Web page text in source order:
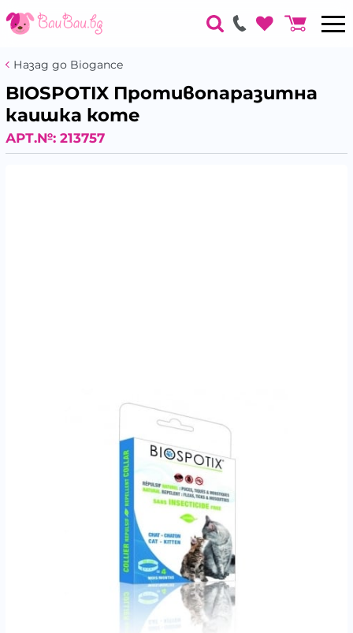
Назад до Biogance
BIOSPOTIX Противопаразитна
каишка коте
АРТ.№: 213757